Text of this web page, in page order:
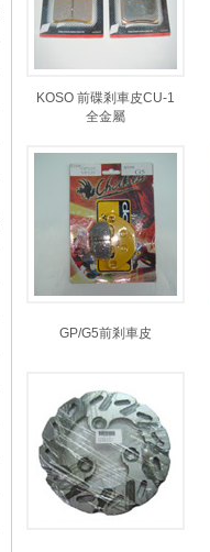
KOSO 前碟剎車皮CU-1
全金屬
GP/G5前剎車皮